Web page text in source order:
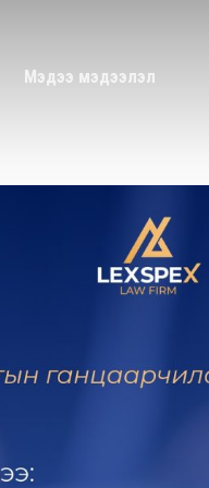
Мэдээ мэдээлэл